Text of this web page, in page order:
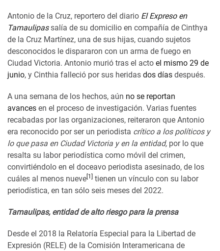
Antonio de la Cruz, reportero del diario El Expreso en
Tamaulipas salía de su domicilio en compañía de Cinthya
de la Cruz Martínez, una de sus hijas, cuando sujetos
desconocidos le dispararon con un arma de fuego en
Ciudad Victoria. Antonio murió tras el acto el mismo 29 de
junio, y Cinthia falleció por sus heridas dos días después.
A una semana de los hechos, aún no se reportan
avances en el proceso de investigación. Varias fuentes
recabadas por las organizaciones, reiteraron que Antonio
era reconocido por ser un periodista crítico a los políticos y
lo que pasa en Ciudad Victoria y en la entidad, por lo que
resalta su labor periodística como móvil del crimen,
convirtiéndolo en el doceavo periodista asesinado, de los
cuáles al menos nueve [1]
tienen un vínculo con su labor
periodística, en tan sólo seis meses del 2022.
Tamaulipas, entidad de alto riesgo para la prensa
Desde el 2018 la Relatoría Especial para la Libertad de
Expresión (RELE) de la Comisión Interamericana de